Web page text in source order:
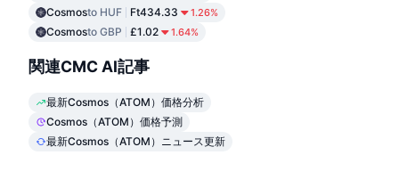
Cosmosto HUF Ft434.33 1.26%
Cosmosto GBP £1.02 1.64%
関連CMC AI記事
最新Cosmos（ATOM）価格分析
Cosmos（ATOM）価格予測
最新Cosmos（ATOM）ニュース更新